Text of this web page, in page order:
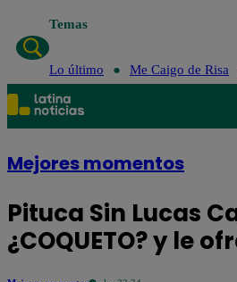
Temas
Lo último Me Caigo de Risa
Mejores momentos
Pituca Sin Lucas
¿COQUETO? y le